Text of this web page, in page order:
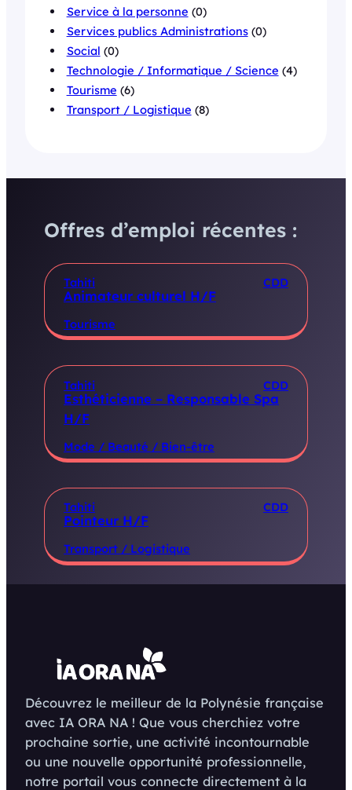
Service à la personne (0)
Services publics Administrations(0)
Social (0)
Technologie / Informatique / Science (4)
Tourisme (6)
Transport / Logistique (8)
Offres d’emploi récentes :
Tahiti CDD
Animateur culturel H/F
Tourisme
Tahiti CDD
Esthéticienne – Responsable Spa
H/F
Mode / Beauté / Bien-être
Tahiti CDD
Pointeur H/F
Transport / Logistique
Découvrez le meilleur de la Polynésie française
avec IA ORA NA ! Que vous cherchiez votre
prochaine sortie, une activité incontournable
ou une nouvelle opportunité professionnelle,
notre portail vous connecte directement à la